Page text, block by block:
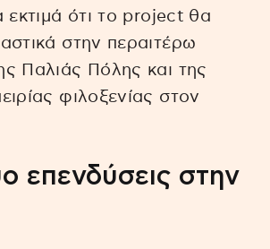
εκτιμά ότι το project θα
στην περαιτέρω
Παλιάς Πόλης και της
φιλοξενίας στον
επενδύσεις στην